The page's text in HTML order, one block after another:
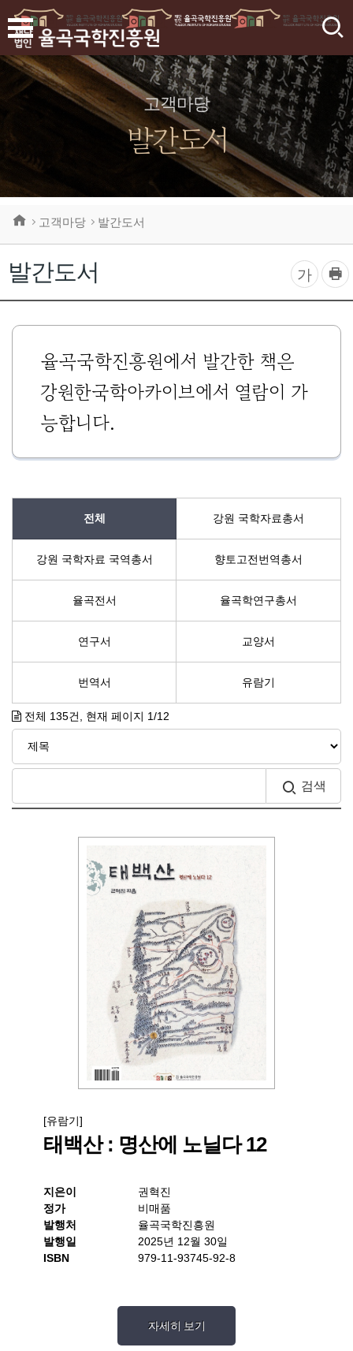
검
고객마당
발간도서
발간도서
고객마당 발간도서
글
자
크
조
가
프
린
트
기
율곡국학진흥원에서 발간한 책은
강원한국학아카이브에서 열람이 가
능합니다.
전체 강원 국학자료총서
강원 국학자료 국역총서 향토고전번역총서
율곡전서 율곡학연구총서
연구서 교양서
번역서 유람기
전체 135건, 현재 페이지 1/12
검색
[유람기]
태백산 : 명산에 노닐다 12
지은이
권혁진
정가
비매품
발행처
율곡국학진흥원
발행일
2025년 12월 30일
ISBN
979-11-93745-92-8
자세히 보기